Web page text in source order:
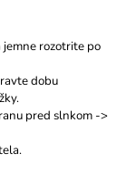
rozotrite po
dobu
pred slnkom ->